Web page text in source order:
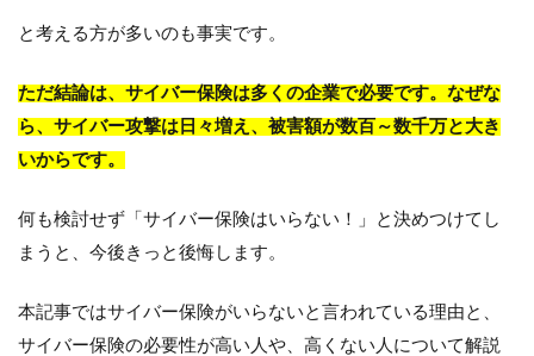
と考える方が多いのも事実です。
ただ結論は、サイバー保険は多くの企業で必要です。なぜな
ら、サイバー攻撃は日々増え、被害額が数百～数千万と大き
いからです。
何も検討せず「サイバー保険はいらない！」と決めつけてし
まうと、今後きっと後悔します。
本記事ではサイバー保険がいらないと言われている理由と、
サイバー保険の必要性が高い人や、高くない人について解説